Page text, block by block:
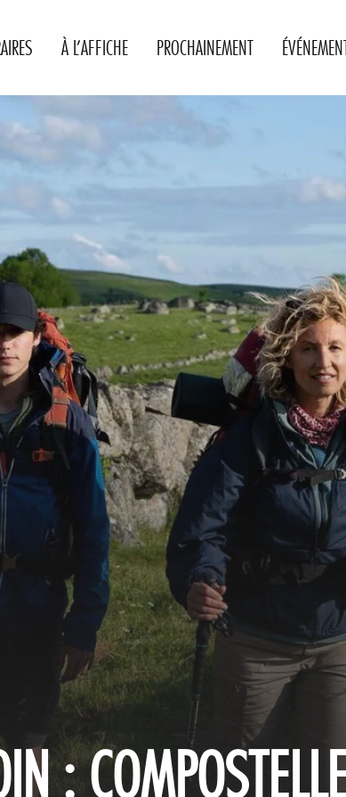
À L’AFFICHE PROCHAINEMENT
: